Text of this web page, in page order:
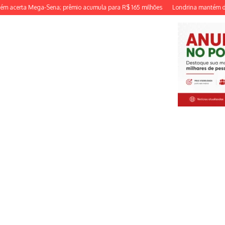
Mega-Sena; prêmio acumula para R$ 165 milhões Londrina mantém